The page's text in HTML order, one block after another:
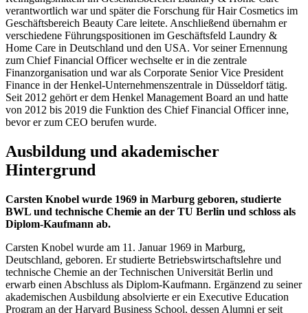
verantwortlich war und später die Forschung für Hair Cosmetics im
Geschäftsbereich Beauty Care leitete. Anschließend übernahm er
verschiedene Führungspositionen im Geschäftsfeld Laundry &
Home Care in Deutschland und den USA. Vor seiner Ernennung
zum Chief Financial Officer wechselte er in die zentrale
Finanzorganisation und war als Corporate Senior Vice President
Finance in der Henkel-Unternehmenszentrale in Düsseldorf tätig.
Seit 2012 gehört er dem Henkel Management Board an und hatte
von 2012 bis 2019 die Funktion des Chief Financial Officer inne,
bevor er zum CEO berufen wurde.
Ausbildung und akademischer
Hintergrund
Carsten Knobel wurde 1969 in Marburg geboren, studierte
BWL und technische Chemie an der TU Berlin und schloss als
Diplom-Kaufmann ab.
Carsten Knobel wurde am 11. Januar 1969 in Marburg,
Deutschland, geboren. Er studierte Betriebswirtschaftslehre und
technische Chemie an der Technischen Universität Berlin und
erwarb einen Abschluss als Diplom-Kaufmann. Ergänzend zu seiner
akademischen Ausbildung absolvierte er ein Executive Education
Program an der Harvard Business School, dessen Alumni er seit